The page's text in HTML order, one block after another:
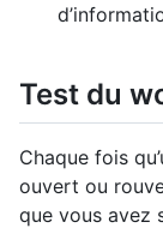
Test du
Chaque fois
ouvert ou
que vous avez